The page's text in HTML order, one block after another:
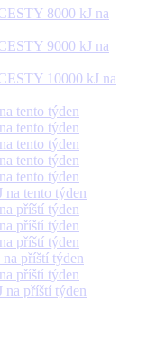
8000 kJ na
9000 kJ na
10000 kJ na
tento týden
tento týden
tento týden
tento týden
tento týden
tento týden
příští týden
příští týden
příští týden
příští týden
příští týden
na příští týden